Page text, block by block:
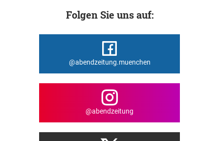
Folgen Sie uns auf:
@abendzeitung.muenchen
@abendzeitung